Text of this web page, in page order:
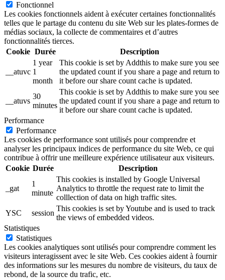
Fonctionnel
Les cookies fonctionnels aident à exécuter certaines fonctionnalités
telles que le partage du contenu du site Web sur les plates-formes de
médias sociaux, la collecte de commentaires et d’autres
fonctionnalités tierces.
Cookie Durée Description
__atuvc
1 year
1
month
This cookie is set by Addthis to make sure you see
the updated count if you share a page and return to
it before our share count cache is updated.
__atuvs
30
minutes
This cookie is set by Addthis to make sure you see
the updated count if you share a page and return to
it before our share count cache is updated.
Performance
Performance
Les cookies de performance sont utilisés pour comprendre et
analyser les principaux indices de performance du site Web, ce qui
contribue à offrir une meilleure expérience utilisateur aux visiteurs.
Cookie Durée Description
_gat
1
minute
This cookies is installed by Google Universal
Analytics to throttle the request rate to limit the
colllection of data on high traffic sites.
YSC
session
This cookies is set by Youtube and is used to track
the views of embedded videos.
Statistiques
Statistiques
Les cookies analytiques sont utilisés pour comprendre comment les
visiteurs interagissent avec le site Web. Ces cookies aident à fournir
des informations sur les mesures du nombre de visiteurs, du taux de
rebond, de la source du trafic, etc.